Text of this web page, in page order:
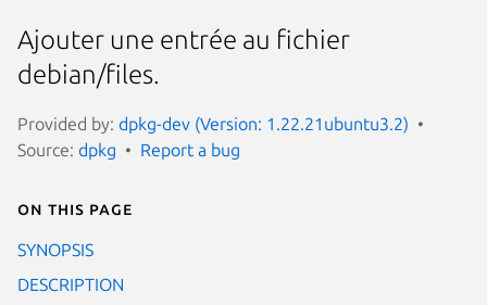
Ajouter une entrée au fichier
debian/files.
Provided by: dpkg-dev (Version: 1.22.21ubuntu3.2)
Source: dpkg Report a bug
On this page
SYNOPSIS
DESCRIPTION